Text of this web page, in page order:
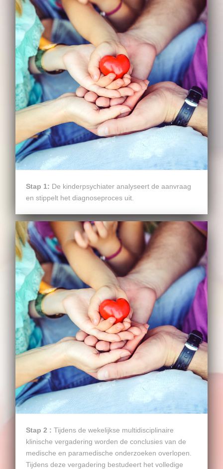
Stap 1: De kinderpsychiater analyseert de aanvraag
en stippelt het diagnoseproces uit.
Stap 2 : Tijdens de wekelijkse multidisciplinaire
klinische vergadering worden de conclusies van de
medische en paramedische onderzoeken overlopen.
Tijdens deze vergadering bestudeert het volledige